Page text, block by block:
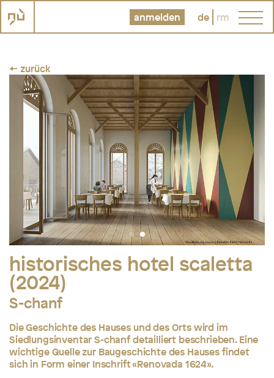
anmelden de rm
← zurück
historisches hotel scaletta
(2024)
S-chanf
Die Geschichte des Hauses und des Orts wird im
Siedlungsinventar S-chanf detailliert beschrieben. Eine
wichtige Quelle zur Baugeschichte des Hauses findet
sich in Form einer Inschrift «Renovada 1624».